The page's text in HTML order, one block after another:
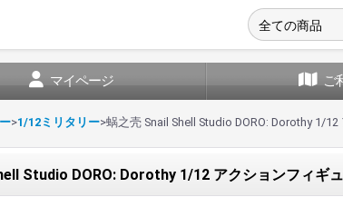
マイページ ご
>1/12ミリタリー>蜗之壳 Snail Shell Studio DORO: Dorothy 1/
Studio DORO: Dorothy 1/12 アクションフィギ